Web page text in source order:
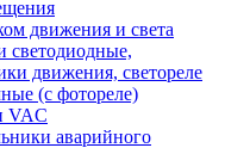
движения и света
движения, светореле
(с фотореле)
VAC
аварийного